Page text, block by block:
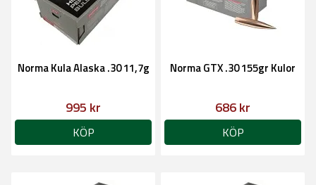
Norma Kula Alaska .30 11,7g
995 kr
KÖP
Norma GTX .30 155gr Kulor
686 kr
KÖP